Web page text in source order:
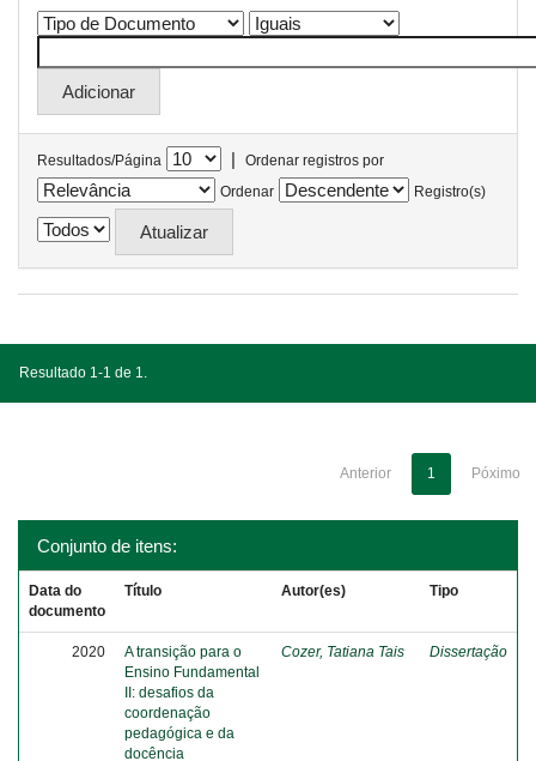
Resultados/Página |
Ordenar registros por
Ordenar
Registro(s)
Resultado 1-1 de 1.
Anterior 1 Póximo
Conjunto de itens:
Data do
documento
Título Autor(es) Tipo
2020
A transição para o
Ensino Fundamental
II: desafios da
coordenação
pedagógica e da
docência
Cozer, Tatiana Tais Dissertação